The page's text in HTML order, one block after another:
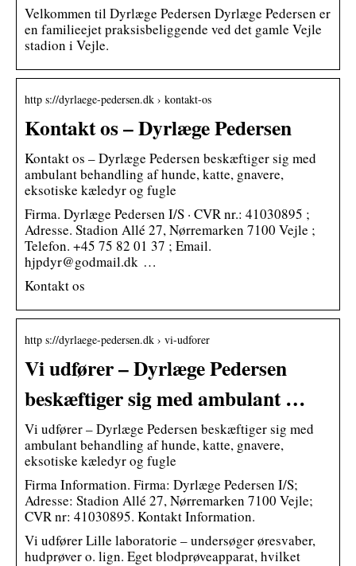
Velkommen til Dyrlæge Pedersen Dyrlæge Pedersen er
en familieejet praksisbeliggende ved det gamle Vejle
stadion i Vejle.
http s://dyrlaege-pedersen.dk › kontakt-os
Kontakt os – Dyrlæge Pedersen
Kontakt os – Dyrlæge Pedersen beskæftiger sig med
ambulant behandling af hunde, katte, gnavere,
eksotiske kæledyr og fugle
Firma. Dyrlæge Pedersen I/S · CVR nr.: 41030895 ;
Adresse. Stadion Allé 27, Nørremarken 7100 Vejle ;
Telefon. +45 75 82 01 37 ; Email.
hjpdyr@godmail.dk …
Kontakt os
http s://dyrlaege-pedersen.dk › vi-udforer
Vi udfører – Dyrlæge Pedersen
beskæftiger sig med ambulant …
Vi udfører – Dyrlæge Pedersen beskæftiger sig med
ambulant behandling af hunde, katte, gnavere,
eksotiske kæledyr og fugle
Firma Information. Firma: Dyrlæge Pedersen I/S;
Adresse: Stadion Allé 27, Nørremarken 7100 Vejle;
CVR nr: 41030895. Kontakt Information.
Vi udfører Lille laboratorie – undersøger øresvaber,
hudprøver o. lign. Eget blodprøveapparat, hvilket